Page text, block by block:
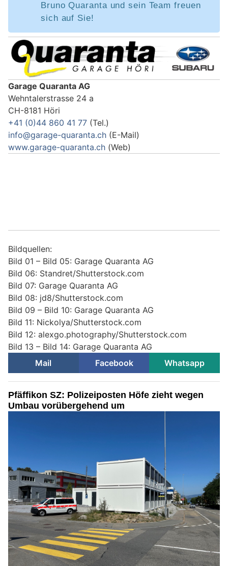
Bruno Quaranta und sein Team freuen
sich auf Sie!
Garage Quaranta AG
Wehntalerstrasse 24 a
CH-8181 Höri
+41 (0)44 860 41 77 (Tel.)
info@garage-quaranta.ch (E-Mail)
www.garage-quaranta.ch (Web)
Bildquellen:
Bild 01 – Bild 05: Garage Quaranta AG
Bild 06: Standret/Shutterstock.com
Bild 07: Garage Quaranta AG
Bild 08: jd8/Shutterstock.com
Bild 09 – Bild 10: Garage Quaranta AG
Bild 11: Nickolya/Shutterstock.com
Bild 12: alexgo.photography/Shutterstock.com
Bild 13 – Bild 14: Garage Quaranta AG
Mail
Facebook Whatsapp
Pfäffikon SZ: Polizeiposten Höfe zieht wegen
Umbau vorübergehend um